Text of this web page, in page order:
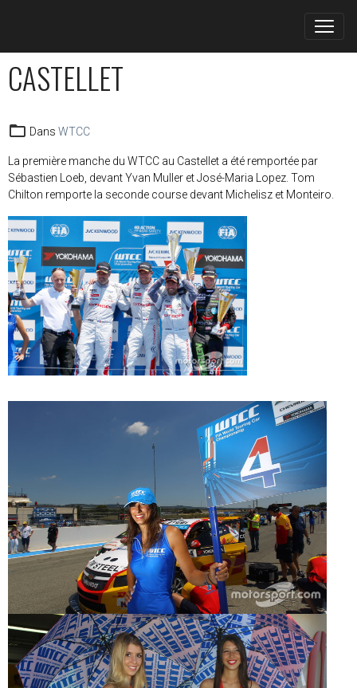
CASTELLET
Dans WTCC
La première manche du WTCC au Castellet a été remportée par
Sébastien Loeb, devant Yvan Muller et José-Maria Lopez. Tom
Chilton remporte la seconde course devant Michelisz et Monteiro.